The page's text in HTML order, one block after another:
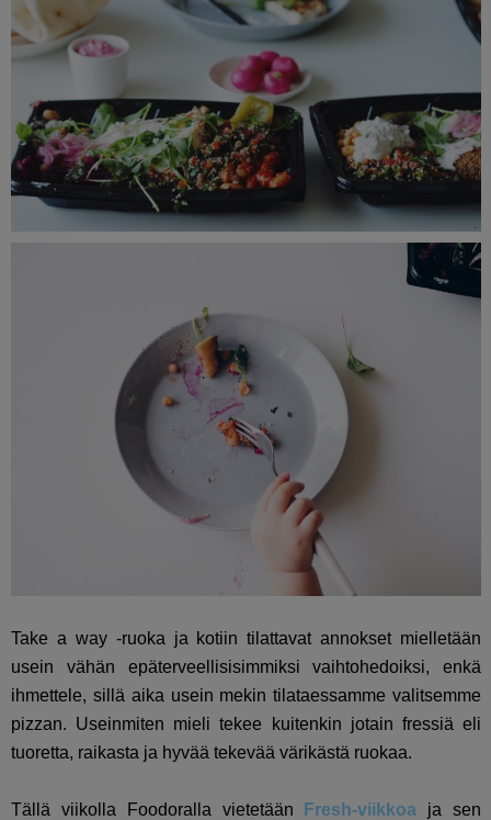
Take a way -ruoka ja kotiin tilattavat annokset mielletään
usein vähän epäterveellisisimmiksi vaihtohedoiksi, enkä
ihmettele, sillä aika usein mekin tilataessamme valitsemme
pizzan. Useinmiten mieli tekee kuitenkin jotain fressiä eli
tuoretta, raikasta ja hyvää tekevää värikästä ruokaa.
Tällä viikolla Foodoralla vietetään Fresh-viikkoa ja sen